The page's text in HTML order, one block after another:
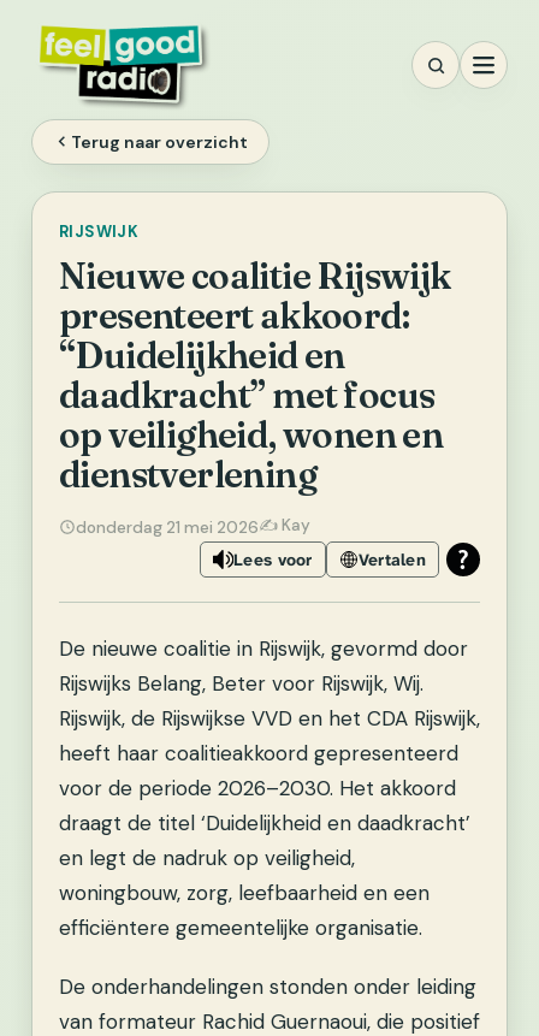
inhoud
Terug naar overzicht
RIJSWIJK
Nieuwe coalitie Rijswijk
presenteert akkoord:
“Duidelijkheid en
daadkracht” met focus
op veiligheid, wonen en
dienstverlening
donderdag 21 mei 2026✍️ Kay
Lees voor Vertalen
De nieuwe coalitie in Rijswijk, gevormd door
Rijswijks Belang, Beter voor Rijswijk, Wij.
Rijswijk, de Rijswijkse VVD en het CDA Rijswijk,
heeft haar coalitieakkoord gepresenteerd
voor de periode 2026–2030. Het akkoord
draagt de titel ‘Duidelijkheid en daadkracht’
en legt de nadruk op veiligheid,
woningbouw, zorg, leefbaarheid en een
efficiëntere gemeentelijke organisatie.
De onderhandelingen stonden onder leiding
van formateur Rachid Guernaoui, die positief